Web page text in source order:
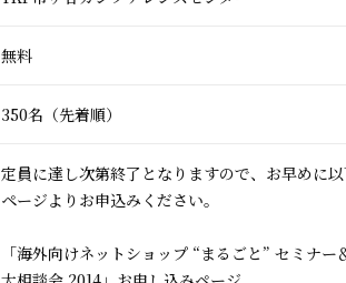
無料
350名（先着順）
定員に達し次第終了となりますので、お早めに
ページよりお申込みください。
「海外向けネットショップ “まるごと” セミナー